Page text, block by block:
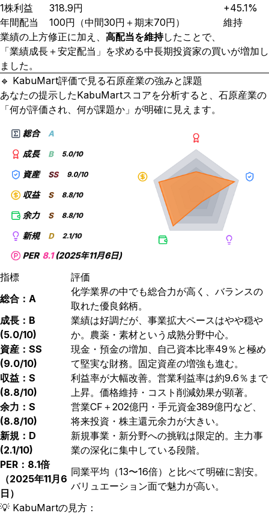
1株利益
318.9円
+45.1%
年間配当
100円（中間30円＋期末70円）
維持
業績の上方修正に加え、 高配当を維持したことで、
「業績成長＋安定配当」を求める中長期投資家の買いが増加し
ました。
🔹 KabuMart評価で見る石原産業の強みと課題
あなたの提示したKabuMartスコアを分析すると、石原産業の
「何が評価され、何が課題か」が明確に見えます。
指標
評価
総合：A
化学業界の中でも総合力が高く、バランスの
取れた優良銘柄。
成長：B
(5.0/10)
業績は好調だが、事業拡大ペースはやや穏や
か。農薬・素材という成熟分野中心。
資産：SS
(9.0/10)
現金・預金の増加、自己資本比率49％と極め
て堅実な財務。固定資産の増強も進む。
収益：S
(8.8/10)
利益率が大幅改善。営業利益率は約9.6％まで
上昇。価格維持・コスト削減効果が顕著。
余力：S
(8.8/10)
営業CF＋202億円・手元資金389億円など、
将来投資・株主還元余力が大きい。
新規：D
(2.1/10)
新規事業・新分野への挑戦は限定的。主力事
業の深化に集中している段階。
PER：8.1倍
（2025年11月6
日）
同業平均（13〜16倍）と比べて明確に割安。
バリュエーション面で魅力が高い。
💡 KabuMartの見方：